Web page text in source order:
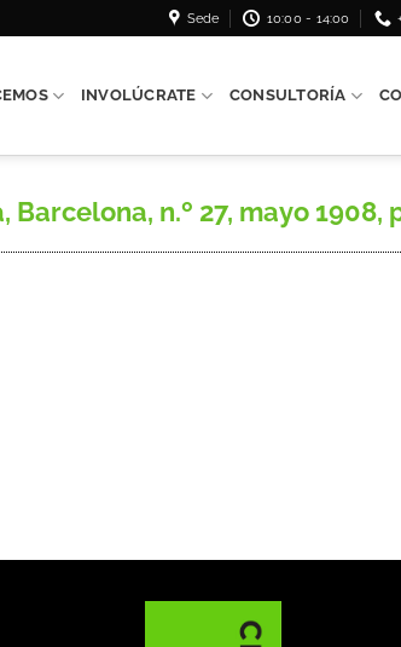
Sede 10:00 - 14:00
INVOLÚCRATE CONSULTORÍA
n.º 27, mayo 1908,